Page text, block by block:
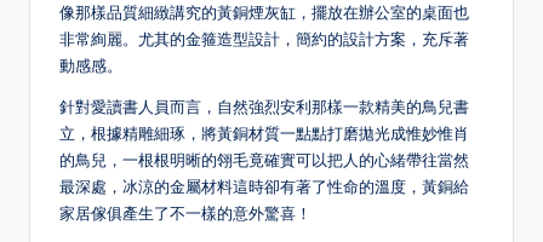
像那樣品質細緻講究的黃銅煙灰缸，擺放在辦公室的桌面也
非常絢麗。尤其的金箍造型設計，簡約的設計方案，充斥著
動感感。
針對愛讀書人員而言，自然強烈安利那樣一款精美的鳥兒書
立，根據精雕細琢，將黃銅材質一點點打磨拋光成惟妙惟肖
的鳥兒，一根根明晰的翎毛竟確實可以把人的心緒帶往當然
最深處，冰涼的金屬材料這時卻有著了性命的溫度，黃銅給
家居傢俱產生了不一樣的意外驚喜！